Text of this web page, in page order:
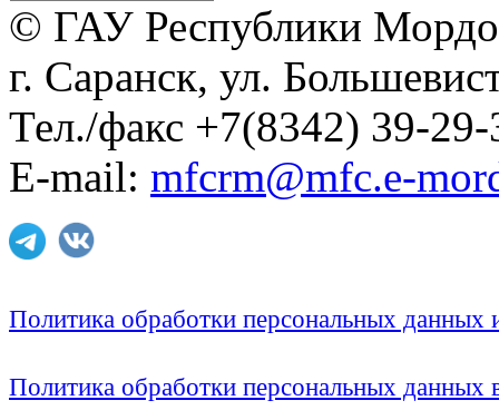
© ГАУ Республики
г. Саранск, ул.
Тел./факс +7(8342) 39-29-
E-mail: mfcrm@mfc.e-
Политика обработки персональных
Политика обработки персональных